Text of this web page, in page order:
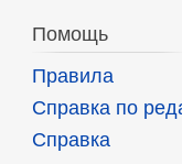
Помощь
Правила
Справка по
Справка